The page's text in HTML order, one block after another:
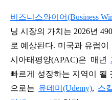
비즈니스와이어(Business
닝 시장의 가치는 2026년
로 예상된다. 미국과 유럽이
시아태평양(APAC)은 매년
빠르게 성장하는 지역이 될
으로는 유데미(Udemy), 스